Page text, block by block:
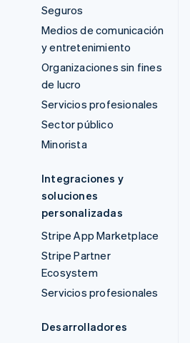
Seguros
Medios de comunicación
y entretenimiento
Organizaciones sin fines
de lucro
Servicios profesionales
Sector público
Minorista
Integraciones y
soluciones
personalizadas
Stripe App Marketplace
Stripe Partner
Ecosystem
Servicios profesionales
Desarrolladores